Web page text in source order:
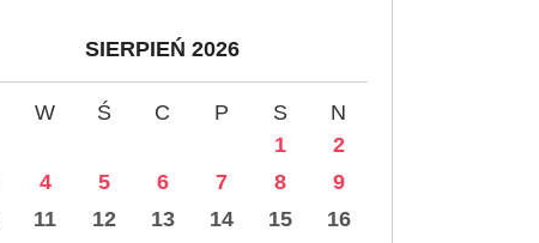
SIERPIEŃ 2026
W Ś C P S
N
1
2
4 5 6 7 8
9
11 12 13 14 15
16